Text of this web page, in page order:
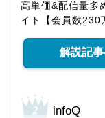
高単価&配信量多
イト【会員数230
解説記
infoQ